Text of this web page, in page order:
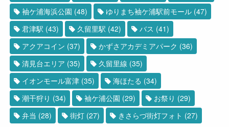
袖ケ浦海浜公園 (48) ゆりまち袖ケ浦駅前モール (47)
君津駅 (43) 久留里駅 (42) バス (41)
アクアコイン (37) かずさアカデミアパーク (36)
清見台エリア (35) 久留里線 (35)
イオンモール富津 (35) 海ほたる (34)
潮干狩り (34) 袖ケ浦公園 (29) お祭り (29)
弁当 (28) 街灯 (27) きさらづ街灯フォト (27)